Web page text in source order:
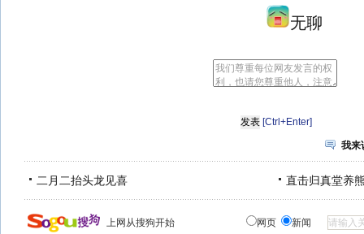
无聊
[Ctrl+Enter]
我来
二月二抬头龙见喜 直击归真堂养
上网从搜狗开始 网页 新闻